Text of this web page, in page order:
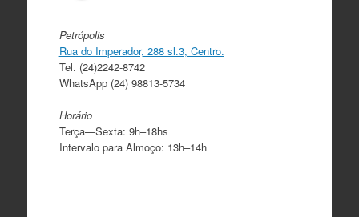
Petrópolis
Rua do Imperador, 288 sl.3, Centro.
Tel. (24)2242-8742
WhatsApp (24) 98813-5734
Horário
Terça—Sexta: 9h–18hs
Intervalo para Almoço: 13h–14h